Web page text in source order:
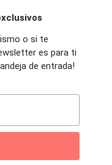
o si te
es para ti
de entrada!